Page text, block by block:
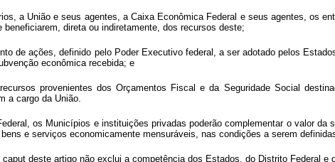
a União e seus agentes, a Caixa Econômica Federal e seus agentes, os
direta ou indiretamente, dos recursos deste;
de ações, definido pelo Poder Executivo federal, a ser adotado pelos
econômica recebida; e
provenientes dos Orçamentos Fiscal e da Seguridade Social
a cargo da União.
os Municípios e instituições privadas poderão complementar o valor da
e serviços economicamente mensuráveis, nas condições a serem
caput deste artigo não exclui a competência dos Estados, do Distrito Federal